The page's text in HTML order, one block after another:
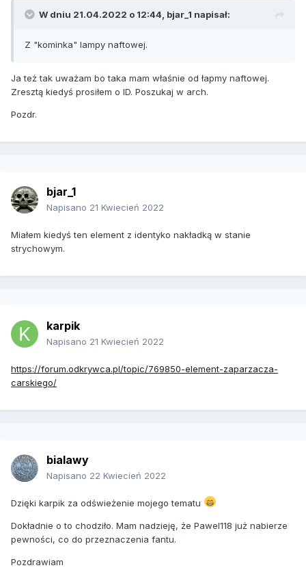
W dniu 21.04.2022 o 12:44, bjar_1 napisał:
Z "kominka" lampy naftowej.
Ja też tak uważam bo taka mam właśnie od łapmy naftowej.
Zresztą kiedyś prosiłem o ID. Poszukaj w arch.
Pozdr.
bjar_1
Napisano 21 Kwiecień 2022
Miałem kiedyś ten element z identyko nakładką w stanie
strychowym.
karpik
Napisano 21 Kwiecień 2022
https://forum.odkrywca.pl/topic/769850-element-zaparzacza-
carskiego/
bialawy
Napisano 22 Kwiecień 2022
Dzięki karpik za odświeżenie mojego tematu
Dokładnie o to chodziło. Mam nadzieję, że Pawel118 już nabierze
pewności, co do przeznaczenia fantu.
Pozdrawiam